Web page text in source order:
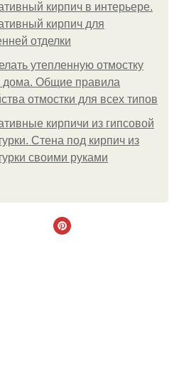
кирпич в интерьере.
кирпич для
отделки
утепленную отмостку
дома. Общие правила
отмостки для всех типов
кирпичи из гипсовой
Стена под кирпич из
своими руками